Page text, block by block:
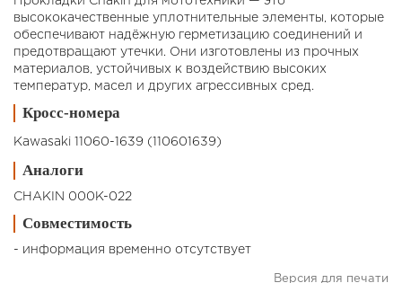
высококачественные уплотнительные элементы, которые
обеспечивают надёжную герметизацию соединений и
предотвращают утечки. Они изготовлены из прочных
материалов, устойчивых к воздействию высоких
температур, масел и других агрессивных сред.
Кросс-номера
Kawasaki 11060-1639 (110601639)
Аналоги
CHAKIN 000K-022
Совместимость
- информация временно отсутствует
Версия для печати